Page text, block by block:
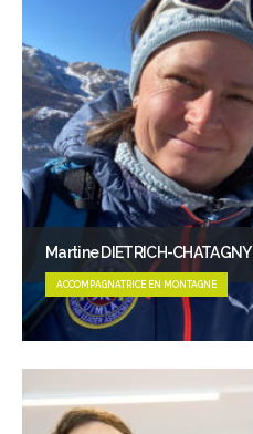
Martine DIETRICH-CHATAGNY
ACCOMPAGNATRICE EN MONTAGNE